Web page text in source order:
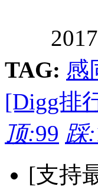
TAG: 感
[Digg排
顶:99 踩:
[支持